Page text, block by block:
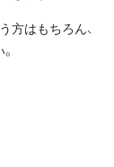
方はもちろん、